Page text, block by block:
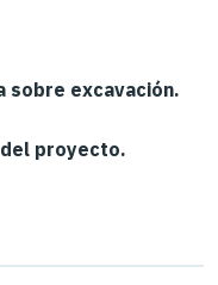
sobre excavación.
proyecto.